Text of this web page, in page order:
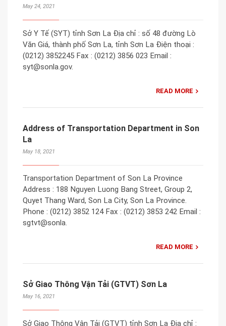
May 24, 2021
Sở Y Tế (SYT) tỉnh Sơn La Địa chỉ : số 48 đường Lò
Văn Giá, thành phố Sơn La, tỉnh Sơn La Điện thoại :
(0212) 3852245 Fax : (0212) 3856 023 Email :
syt@sonla.gov.
READ MORE
Address of Transportation Department in Son
La
May 18, 2021
Transportation Department of Son La Province
Address : 188 Nguyen Luong Bang Street, Group 2,
Quyet Thang Ward, Son La City, Son La Province.
Phone : (0212) 3852 124 Fax : (0212) 3853 242 Email :
sgtvt@sonla.
READ MORE
Sở Giao Thông Vận Tải (GTVT) Sơn La
May 16, 2021
Sở Giao Thông Vận Tải (GTVT) tỉnh Sơn La Địa chỉ :